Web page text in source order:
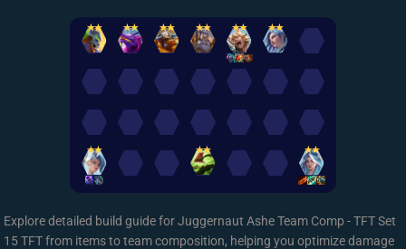
✭✭ ✭✭ ✭✭ ✭✭ ✭✭ ✭✭
✭✭ ✭✭ ✭✭
Explore detailed build guide for Juggernaut Ashe Team Comp - TFT Set
15 TFT from items to team composition, helping you optimize damage